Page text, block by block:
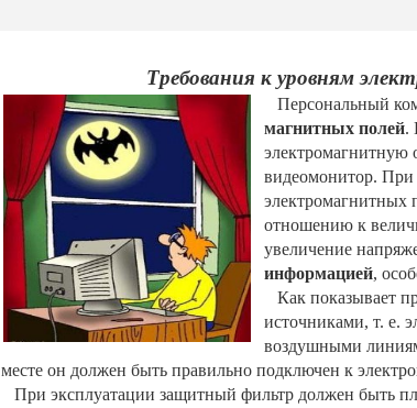
Требования к уровням
Персональный
магнитных полей.
электромагнитную
видеомонитор. При
электромагнитных
отношению к
увеличение
информацией,
Как показывает
источниками, т. е.
воздушными
месте он должен быть правильно подключен к
При эксплуатации защитный фильтр должен быть